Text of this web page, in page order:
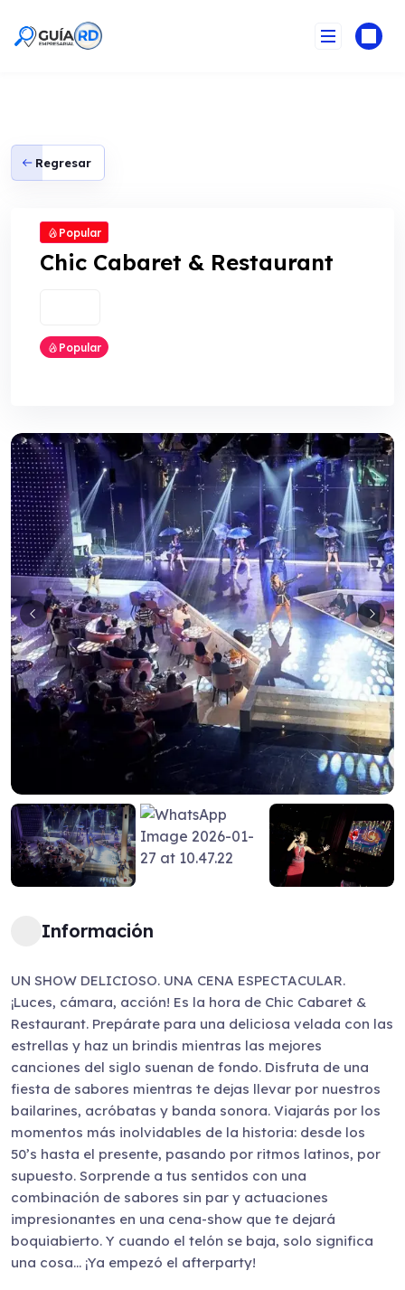
Regresar
Popular
Chic Cabaret & Restaurant
Popular
Información
UN SHOW DELICIOSO. UNA CENA ESPECTACULAR.
¡Luces, cámara, acción! Es la hora de Chic Cabaret &
Restaurant. Prepárate para una deliciosa velada con las
estrellas y haz un brindis mientras las mejores
canciones del siglo suenan de fondo. Disfruta de una
fiesta de sabores mientras te dejas llevar por nuestros
bailarines, acróbatas y banda sonora. Viajarás por los
momentos más inolvidables de la historia: desde los
50’s hasta el presente, pasando por ritmos latinos, por
supuesto. Sorprende a tus sentidos con una
combinación de sabores sin par y actuaciones
impresionantes en una cena-show que te dejará
boquiabierto. Y cuando el telón se baja, solo significa
una cosa… ¡Ya empezó el afterparty!
Guia Empresarial RD IA
¡Hola! ¿En qué puedo ayudarte?